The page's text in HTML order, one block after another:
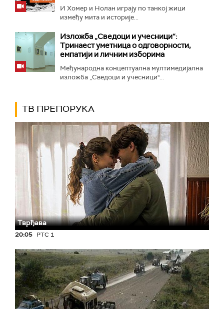
И Хомер и Нолан играју по танкој жици
између мита и историје...
Изложба „Сведоци и учесници“:
Тринаест уметница о одговорности,
емпатији и личним изборима
Међународна концептуална мултимедијална
изложба „Сведоци и учесници"...
ТВ ПРЕПОРУКА
Тврђава
20:05 РТС 1